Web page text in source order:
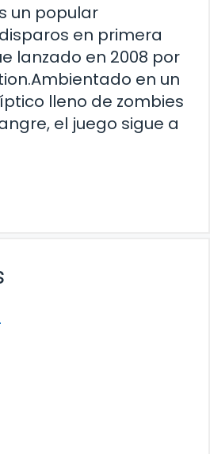
un popular
en primera
lanzado en 2008 por
en un
lleno de zombies
el juego sigue a